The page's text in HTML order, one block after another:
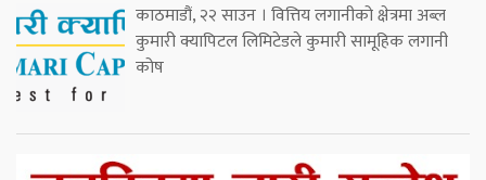
काठमाडौं, २२ साउन । वित्तिय लगानीको क्षेत्रमा अब्ल
कुमारी क्यापिटल लिमिटेडले कुमारी सामूहिक लगानी
कोष